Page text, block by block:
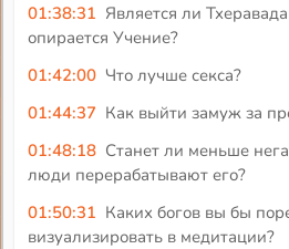
01:38:31 Является ли
опирается Учение?
01:42:00 Что лучше секса?
01:44:37 Как выйти замуж за
01:48:18 Станет ли меньше
люди перерабатывают его?
01:50:31 Каких богов вы бы
визуализировать в медитации?